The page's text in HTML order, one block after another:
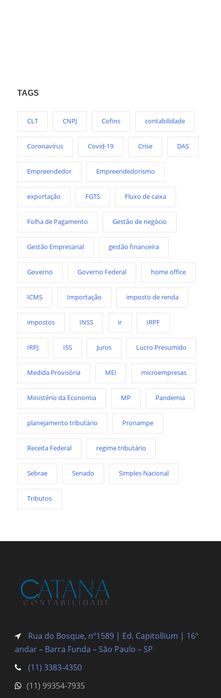
TAGS
CLT CNPJ Cofins contabilidade
Coronavírus Covid-19 Crise DAS
Empreendedor Empreendedorismo
exportação FGTS Fluxo de caixa
Folha de Pagamento Gestão de negócio
Gestão Empresarial gestão financeira
Governo Governo Federal home office
ICMS Importação imposto de renda
impostos INSS ir IRPF
IRPJ ISS Juros Lucro Presumido
Medida Provisória MEI microempresas
Ministério da Economia MP Pandemia
planejamento tributário Pronampe
Receita Federal regime tributário
Sebrae Senado Simples Nacional
Tributos
Rua do Bosque, nº1589 | Ed. Capitollium | 16º
andar – Barra Funda – São Paulo – SP
(11) 3383-4350
(11) 99354-7935